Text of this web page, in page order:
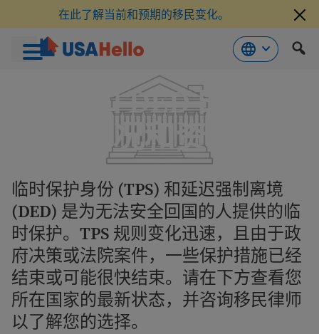
在此了解当前和预期的移民变化。
TPS 和 DED 的最新
情况和资源
临时保护身份 (TPS) 和延迟强制离境
(DED) 是为无法安全回国的人提供的临
时保护。TPS 规则变化迅速，且由于政
府决策或法院案件，一些保护措施已经
结束或可能很快结束。请在下方查看您
所在国家的最新状态，并咨询移民律师
以了解您的选择。